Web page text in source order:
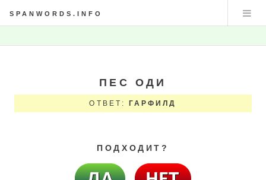
SPANWORDS.INFO
ПЕС ОДИ
ОТВЕТ: ГАРФИЛД
ПОДХОДИТ?